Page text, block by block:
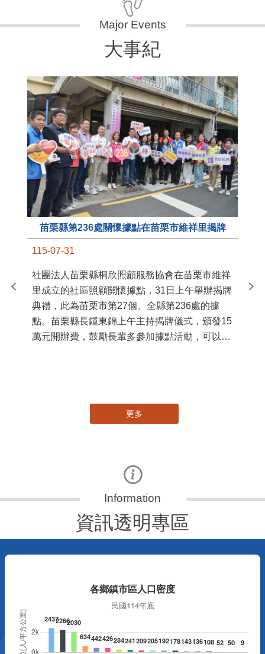
大事紀
苗栗縣第236處關懷據點在苗栗市維祥里揭牌
115-07-31
社團法人苗栗縣桐欣照顧服務協會在苗栗市維祥
里成立的社區照顧關懷據點，31日上午舉辦揭牌
典禮，此為苗栗市第27個、全縣第236處的據
點。苗栗縣長鍾東錦上午主持揭牌儀式，頒發15
萬元開辦費，鼓勵長輩多參加據點活動，可以更
苗
更多
資訊透明專區